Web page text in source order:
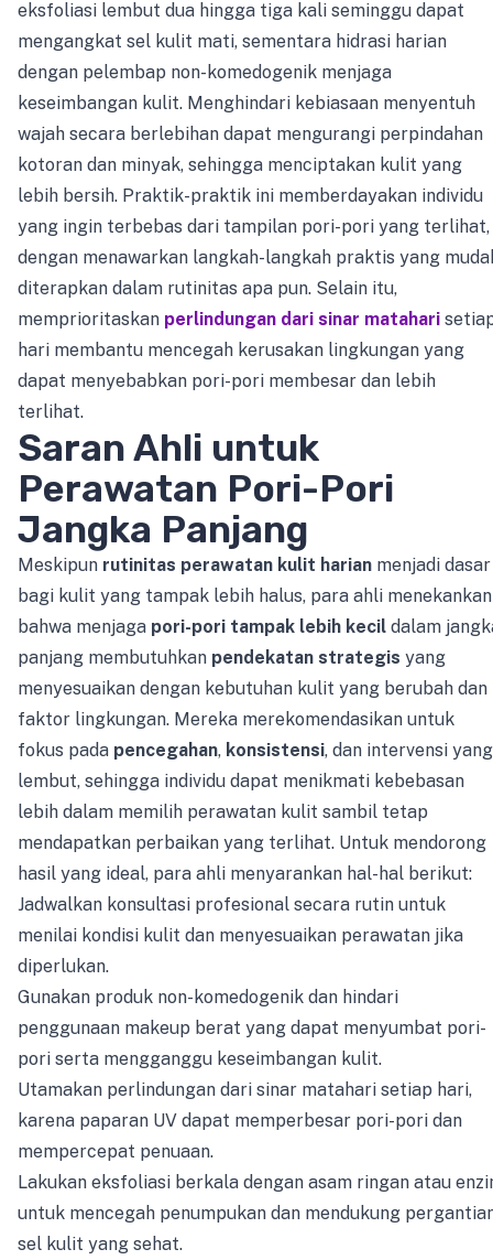
eksfoliasi lembut dua hingga tiga kali seminggu dapat
mengangkat sel kulit mati, sementara hidrasi harian
dengan pelembap non-komedogenik menjaga
keseimbangan kulit. Menghindari kebiasaan menyentuh
wajah secara berlebihan dapat mengurangi perpindahan
kotoran dan minyak, sehingga menciptakan kulit yang
lebih bersih. Praktik-praktik ini memberdayakan individu
yang ingin terbebas dari tampilan pori-pori yang terlihat,
dengan menawarkan langkah-langkah praktis yang
diterapkan dalam rutinitas apa pun. Selain itu,
memprioritaskan perlindungan dari sinar matahari
hari membantu mencegah kerusakan lingkungan yang
dapat menyebabkan pori-pori membesar dan lebih
terlihat.
Saran Ahli untuk
Perawatan Pori-Pori
Jangka Panjang
Meskipun rutinitas perawatan kulit harian menjadi dasar
bagi kulit yang tampak lebih halus, para ahli menekankan
bahwa menjaga pori-pori tampak lebih kecil dalam
panjang membutuhkan pendekatan strategis yang
menyesuaikan dengan kebutuhan kulit yang berubah dan
faktor lingkungan. Mereka merekomendasikan untuk
fokus pada pencegahan, konsistensi, dan intervensi yang
lembut, sehingga individu dapat menikmati kebebasan
lebih dalam memilih perawatan kulit sambil tetap
mendapatkan perbaikan yang terlihat. Untuk mendorong
hasil yang ideal, para ahli menyarankan hal-hal berikut:
Jadwalkan konsultasi profesional secara rutin untuk
menilai kondisi kulit dan menyesuaikan perawatan jika
diperlukan.
Gunakan produk non-komedogenik dan hindari
penggunaan makeup berat yang dapat menyumbat pori-
pori serta mengganggu keseimbangan kulit.
Utamakan perlindungan dari sinar matahari setiap hari,
karena paparan UV dapat memperbesar pori-pori dan
mempercepat penuaan.
Lakukan eksfoliasi berkala dengan asam ringan atau
untuk mencegah penumpukan dan mendukung
sel kulit yang sehat.